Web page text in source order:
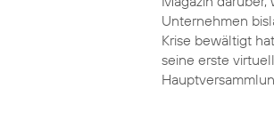
Unternehmen
Krise bewältigt
seine erste